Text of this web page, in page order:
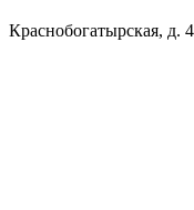
Краснобогатырская, д.